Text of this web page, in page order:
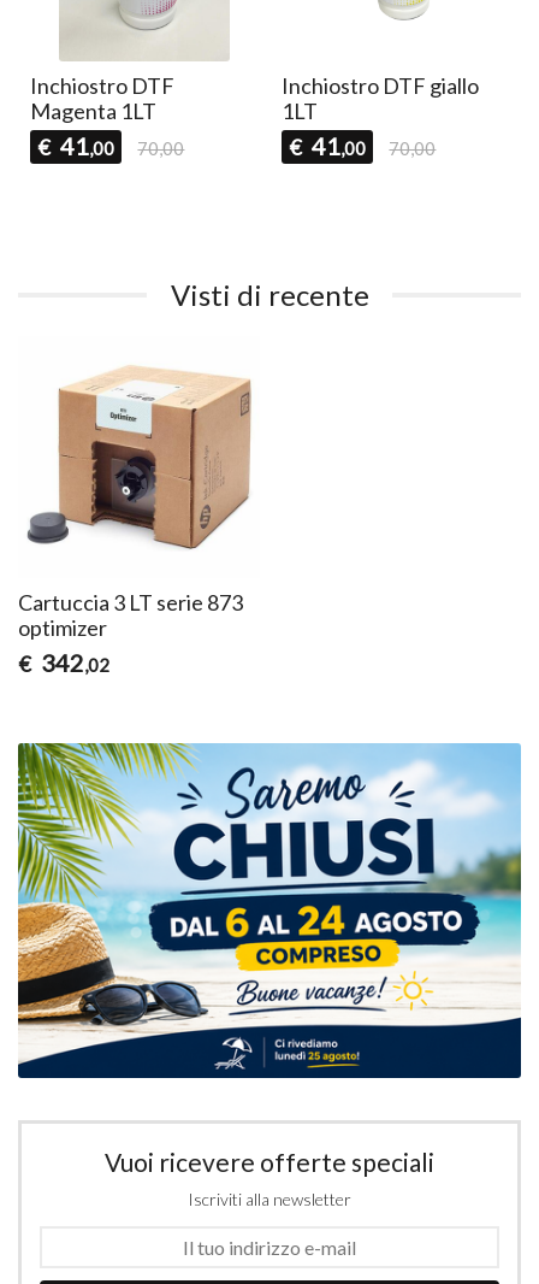
Inchiostro DTF
Magenta 1LT
€ 41,00 70,00
Inchiostro DTF giallo
1LT
€ 41,00 70,00
Visti di recente
Cartuccia 3 LT serie 873
optimizer
€ 342,02
Vuoi ricevere offerte speciali
Iscriviti alla newsletter